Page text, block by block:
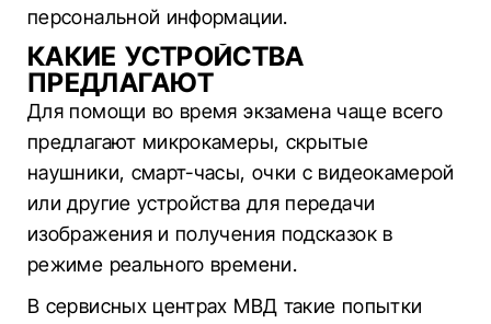
персональной информации.
КАКИЕ УСТРОЙСТВА
ПРЕДЛАГАЮТ
Для помощи во время экзамена чаще всего
предлагают микрокамеры, скрытые
наушники, смарт-часы, очки с видеокамерой
или другие устройства для передачи
изображения и получения подсказок в
режиме реального времени.
В сервисных центрах МВД такие попытки